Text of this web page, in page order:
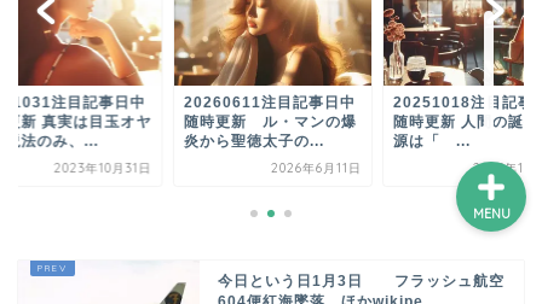
注目記事日中
更新 真実は目玉オヤ
説法のみ、...
2023年10月31日
20260611注目記事日中
随時更新 ル・マンの爆
炎から聖徳太子の...
2026年6月11日
20251018注目記事
随時更新 人間の誕
源は「 ...
2025年10
今日という日1月3日 フラッシュ航空
MENU
ランキング